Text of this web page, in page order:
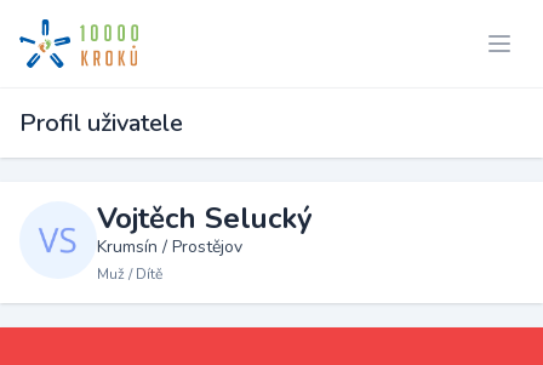
Profil uživatele
Vojtěch Selucký
Krumsín / Prostějov
Muž / Dítě